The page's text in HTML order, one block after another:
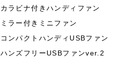
カラビナ付きハンディファン
ミラー付きミニファン
コンパクトハンディUSBファン
ハンズフリーUSBファンver.2